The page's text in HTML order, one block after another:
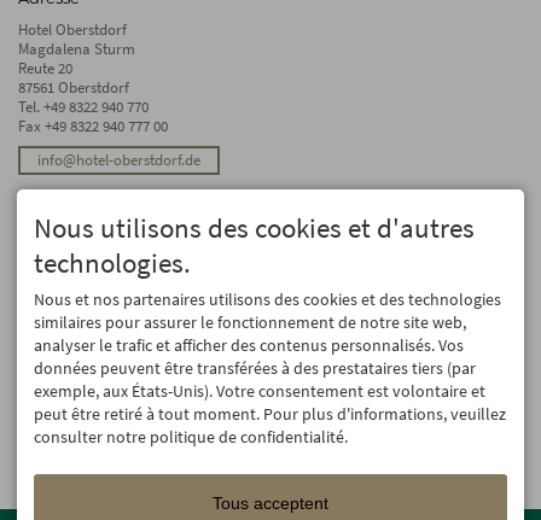
Hotel Oberstdorf
Magdalena Sturm
Reute 20
87561 Oberstdorf
Tel. +49 8322 940 770
Fax +49 8322 940 777 00
info@hotel-oberstdorf.de
We will not forward your email address. And we don’t like spam, either. We
promise! You can unsubscribe at any time.
Registre
Nous utilisons des cookies et d'autres
technologies.
Nous et nos partenaires utilisons des cookies et des technologies
similaires pour assurer le fonctionnement de notre site web,
analyser le trafic et afficher des contenus personnalisés. Vos
données peuvent être transférées à des prestataires tiers (par
exemple, aux États-Unis). Votre consentement est volontaire et
peut être retiré à tout moment. Pour plus d'informations, veuillez
consulter notre politique de confidentialité.
Tous acceptent